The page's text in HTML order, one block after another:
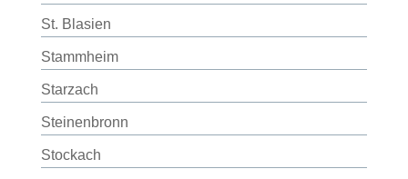
St. Blasien
Stammheim
Starzach
Steinenbronn
Stockach